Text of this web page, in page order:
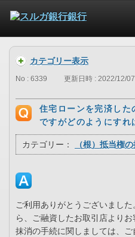
カテゴリー表示
No : 6339 更新日時 : 2022/12/
住宅ローンを完済した
ですがどのようにすれ
カテゴリー： （根）抵当権
ご利用ありがとうございまし
ら、ご融資したお取引店よりお
抹消の手続に関しましては、ご